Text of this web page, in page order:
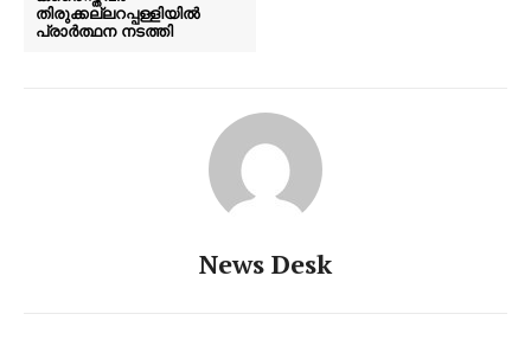
തിരുക്കല്ലറപ്പള്ളിയില്‍
പ്രാര്‍ത്ഥന നടത്തി
News Desk